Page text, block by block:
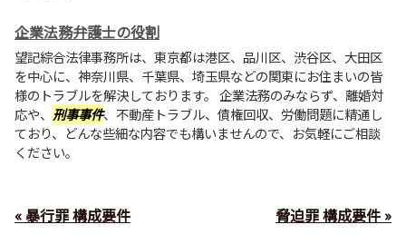
企業法務弁護士の役割
望記綜合法律事務所は、東京都は港区、品川区、渋谷区、大田区
を中心に、神奈川県、千葉県、埼玉県などの関東にお住まいの皆
様のトラブルを解決しております。 企業法務のみならず、離婚対
応や、 刑事事件、不動産トラブル、債権回収、労働問題に精通し
ており、どんな些細な内容でも構いませんので、お気軽にご相談
ください。
« 暴行罪 構成要件
脅迫罪 構成要件 »